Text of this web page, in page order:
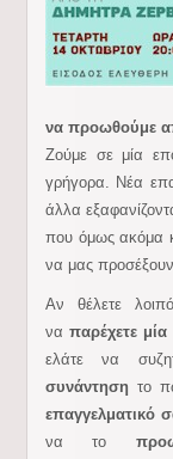
να προωθούμε
Ζούμε σε μία
γρήγορα. Νέα
άλλα
που όμως ακόμα
να μας
Αν θέλετε
να παρέχετε
ελάτε να
συνάντηση το
επαγγελματικό
να το